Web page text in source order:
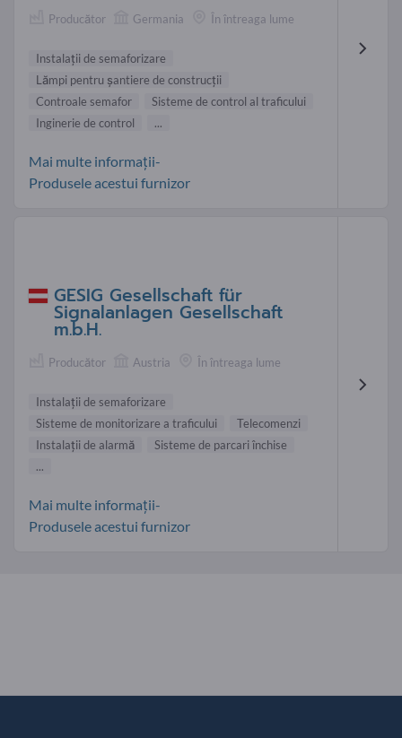
Producător Germania În întreaga lume
Instalaţii de semaforizare
Lămpi pentru şantiere de construcţii
Controale semafor
Sisteme de control al traficului
Inginerie de control
...
Mai multe informații-
Produsele acestui furnizor
GESIG Gesellschaft für
Signalanlagen Gesellschaft
m.b.H.
Producător Austria În întreaga lume
Instalaţii de semaforizare
Sisteme de monitorizare a traficului
Telecomenzi
Instalaţii de alarmă
Sisteme de parcari închise
...
Mai multe informații-
Produsele acestui furnizor